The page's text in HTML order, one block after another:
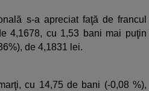
s-a apreciat faţă de francul
4,1678, cu 1,53 bani mai puţin
de 4,1831 lei.
cu 14,75 de bani (-0,08 %),